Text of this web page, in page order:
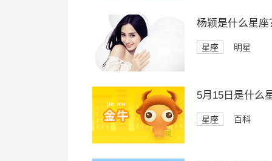
杨颖是什么星座
星座 明星
5月15日是什么
星座 百科